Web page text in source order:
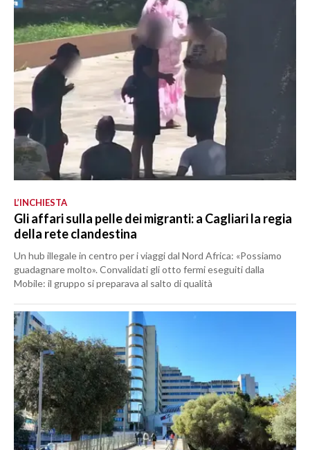
L’INCHIESTA
Gli affari sulla pelle dei migranti: a Cagliari la regia
della rete clandestina
Un hub illegale in centro per i viaggi dal Nord Africa: «Possiamo
guadagnare molto». Convalidati gli otto fermi eseguiti dalla
Mobile: il gruppo si preparava al salto di qualità